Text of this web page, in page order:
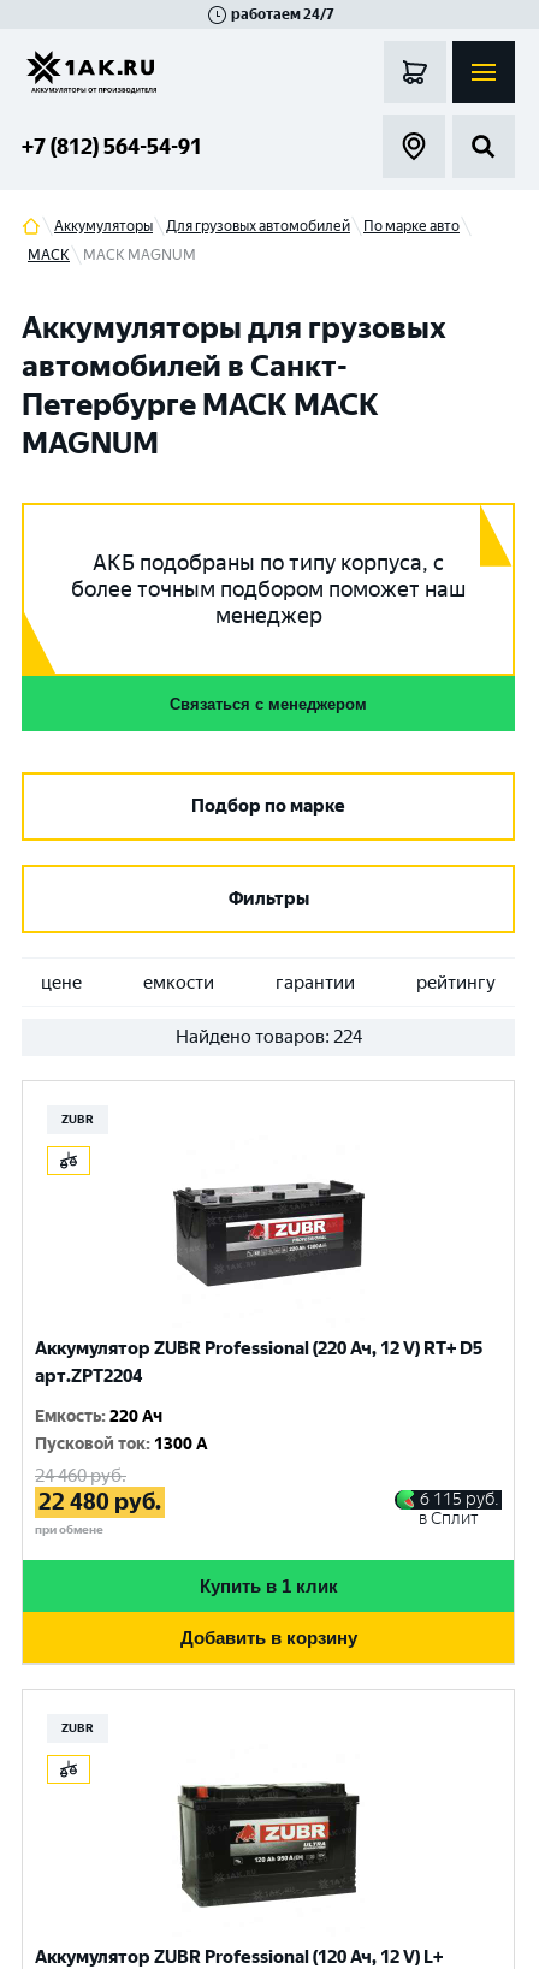
работаем 24/7
+7 (812) 564-54-91
Аккумуляторы Для грузовых автомобилей
По марке авто
MACK
MACK MAGNUM
Аккумуляторы для грузовых
автомобилей в Санкт-
Петербурге MACK MACK
MAGNUM
АКБ подобраны по типу корпуса, с
более точным подбором поможет наш
менеджер
Связаться с менеджером
Подбор по марке
Фильтры
цене емкости гарантии рейтингу
Найдено товаров: 224
ZUBR
Аккумулятор ZUBR Professional (220 Ач, 12 V) RT+ D5
арт.ZPT2204
Емкость:220 Ач
Пусковой ток: 1300 A
24 460руб.
22 480 руб.
при обмене
6 115 руб.
в Сплит
Купить в 1 клик
Добавить в корзину
ZUBR
Аккумулятор ZUBR Professional (120 Ач, 12 V) L+
Гатчина